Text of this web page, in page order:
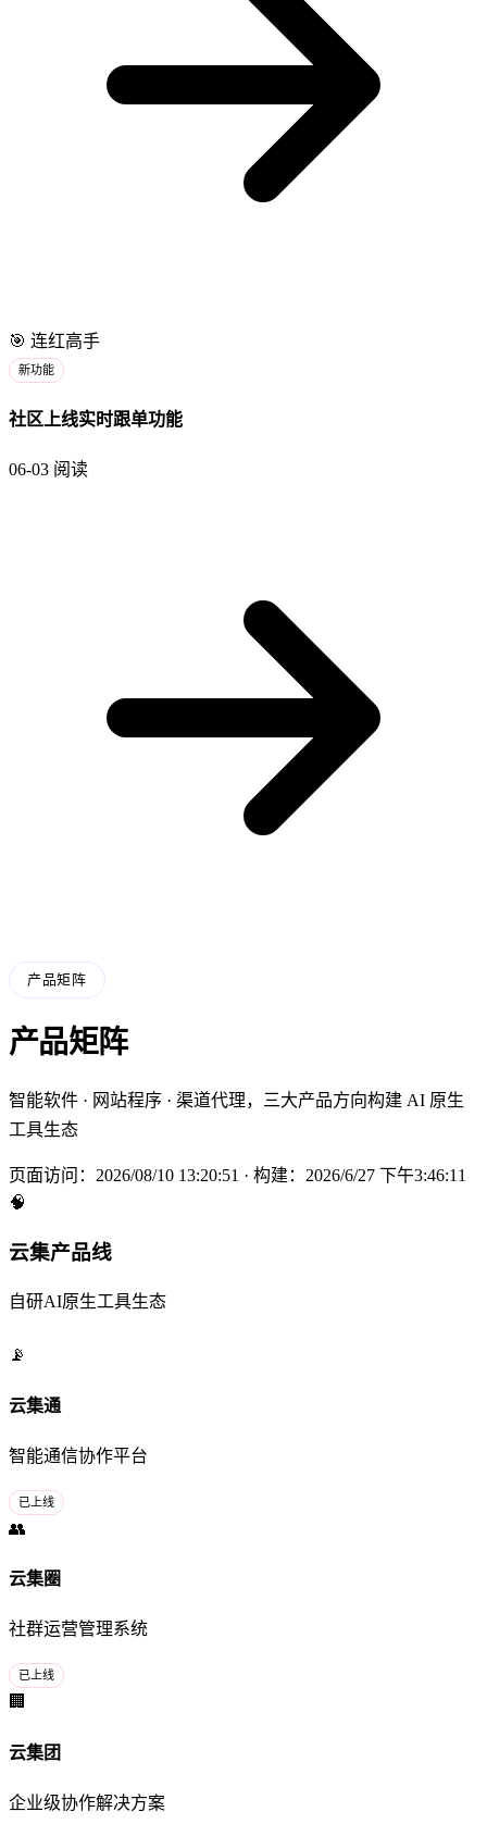
🎯 连红高手
新功能
社区上线实时跟单功能
06-03 阅读
产品矩阵
产品矩阵
智能软件 · 网站程序 · 渠道代理，三大产品方向构建 AI 原生
工具生态
页面访问：2026/08/10 13:20:52 · 构建：2026/6/27 下午3:46:11
🧠
云集产品线
自研AI原生工具生态
📡
云集通
智能通信协作平台
已上线
👥
云集圈
社群运营管理系统
已上线
🏢
云集团
企业级协作解决方案